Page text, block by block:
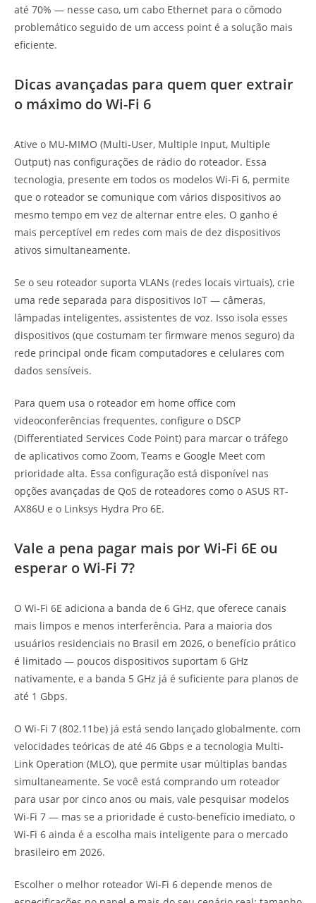
até 70% — nesse caso, um cabo Ethernet para o cômodo
problemático seguido de um access point é a solução mais
eficiente.
Dicas avançadas para quem quer extrair
o máximo do Wi-Fi 6
Ative o MU-MIMO (Multi-User, Multiple Input, Multiple
Output) nas configurações de rádio do roteador. Essa
tecnologia, presente em todos os modelos Wi-Fi 6, permite
que o roteador se comunique com vários dispositivos ao
mesmo tempo em vez de alternar entre eles. O ganho é
mais perceptível em redes com mais de dez dispositivos
ativos simultaneamente.
Se o seu roteador suporta VLANs (redes locais virtuais), crie
uma rede separada para dispositivos IoT — câmeras,
lâmpadas inteligentes, assistentes de voz. Isso isola esses
dispositivos (que costumam ter firmware menos seguro) da
rede principal onde ficam computadores e celulares com
dados sensíveis.
Para quem usa o roteador em home office com
videoconferências frequentes, configure o DSCP
(Differentiated Services Code Point) para marcar o tráfego
de aplicativos como Zoom, Teams e Google Meet com
prioridade alta. Essa configuração está disponível nas
opções avançadas de QoS de roteadores como o ASUS RT-
AX86U e o Linksys Hydra Pro 6E.
Vale a pena pagar mais por Wi-Fi 6E ou
esperar o Wi-Fi 7?
O Wi-Fi 6E adiciona a banda de 6 GHz, que oferece canais
mais limpos e menos interferência. Para a maioria dos
usuários residenciais no Brasil em 2026, o benefício prático
é limitado — poucos dispositivos suportam 6 GHz
nativamente, e a banda 5 GHz já é suficiente para planos de
até 1 Gbps.
O Wi-Fi 7 (802.11be) já está sendo lançado globalmente, com
velocidades teóricas de até 46 Gbps e a tecnologia Multi-
Link Operation (MLO), que permite usar múltiplas bandas
simultaneamente. Se você está comprando um roteador
para usar por cinco anos ou mais, vale pesquisar modelos
Wi-Fi 7 — mas se a prioridade é custo-benefício imediato, o
Wi-Fi 6 ainda é a escolha mais inteligente para o mercado
brasileiro em 2026.
Escolher o melhor roteador Wi-Fi 6 depende menos de